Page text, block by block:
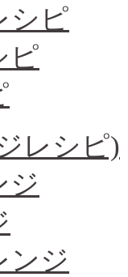
シピ
ピ
レシピ)
ジ
ンジ